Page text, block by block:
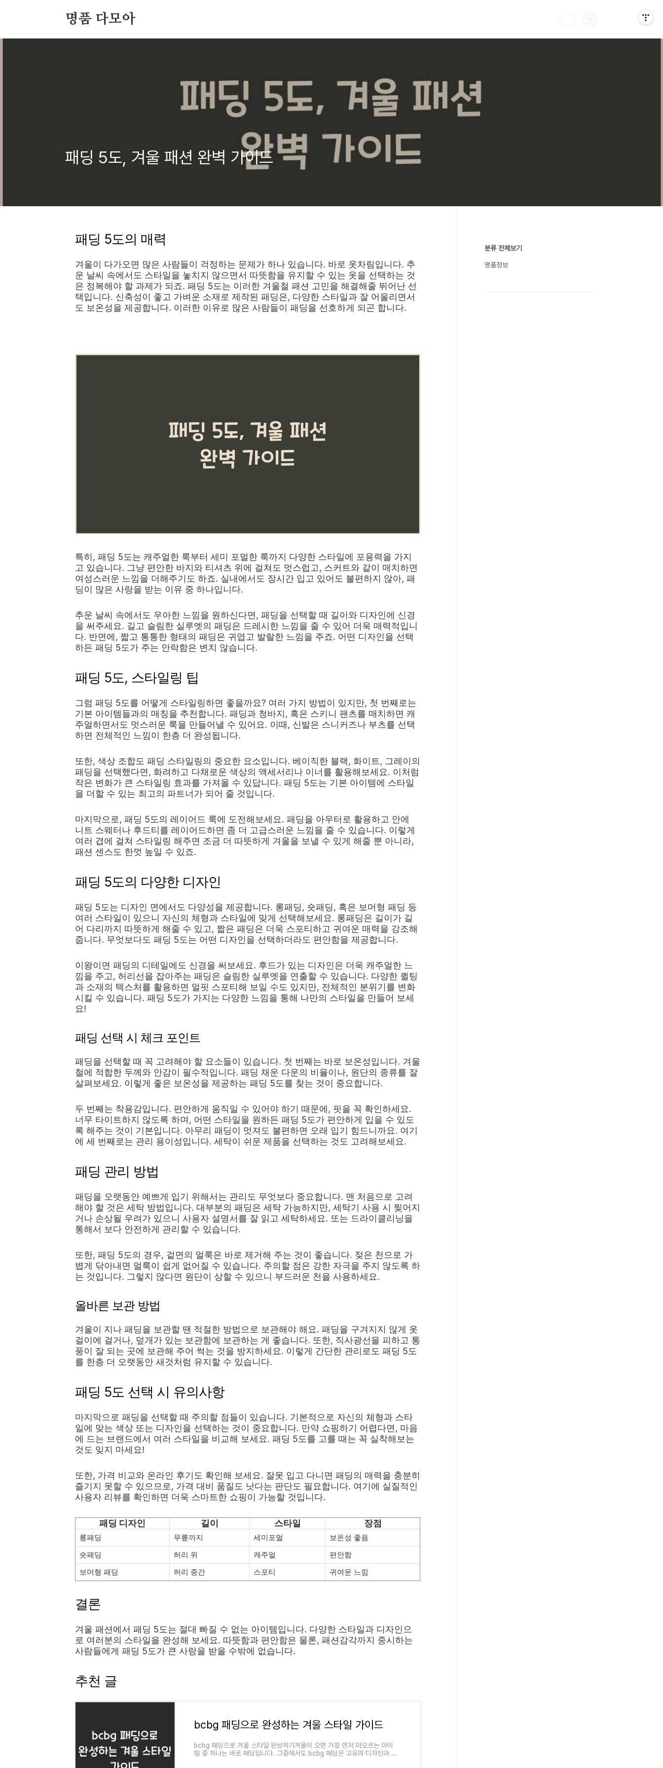
명품 다모아
패딩 5도, 겨울 패션 완벽 가이드
패딩 5도의 매력
겨울이 다가오면 많은 사람들이 걱정하는 문제가 하나 있습니다. 바로 옷차림입니다. 추
운 날씨 속에서도 스타일을 놓치지 않으면서 따뜻함을 유지할 수 있는 옷을 선택하는 것
은 정복해야 할 과제가 되죠. 패딩 5도는 이러한 겨울철 패션 고민을 해결해줄 뛰어난 선
택입니다. 신축성이 좋고 가벼운 소재로 제작된 패딩은, 다양한 스타일과 잘 어울리면서
도 보온성을 제공합니다. 이러한 이유로 많은 사람들이 패딩을 선호하게 되곤 합니다.
특히, 패딩 5도는 캐주얼한 룩부터 세미 포멀한 룩까지 다양한 스타일에 포용력을 가지
고 있습니다. 그냥 편안한 바지와 티셔츠 위에 걸쳐도 멋스럽고, 스커트와 같이 매치하면
여성스러운 느낌을 더해주기도 하죠. 실내에서도 장시간 입고 있어도 불편하지 않아, 패
딩이 많은 사랑을 받는 이유 중 하나입니다.
추운 날씨 속에서도 우아한 느낌을 원하신다면, 패딩을 선택할 때 길이와 디자인에 신경
을 써주세요. 길고 슬림한 실루엣의 패딩은 드레시한 느낌을 줄 수 있어 더욱 매력적입니
다. 반면에, 짧고 통통한 형태의 패딩은 귀엽고 발랄한 느낌을 주죠. 어떤 디자인을 선택
하든 패딩 5도가 주는 안락함은 변치 않습니다.
패딩 5도, 스타일링 팁
그럼 패딩 5도를 어떻게 스타일링하면 좋을까요? 여러 가지 방법이 있지만, 첫 번째로는
기본 아이템들과의 매칭을 추천합니다. 패딩과 청바지, 혹은 스키니 팬츠를 매치하면 캐
주얼하면서도 멋스러운 룩을 만들어낼 수 있어요. 이때, 신발은 스니커즈나 부츠를 선택
하면 전체적인 느낌이 한층 더 완성됩니다.
또한, 색상 조합도 패딩 스타일링의 중요한 요소입니다. 베이직한 블랙, 화이트, 그레이의
패딩을 선택했다면, 화려하고 다채로운 색상의 액세서리나 이너를 활용해보세요. 이처럼
작은 변화가 큰 스타일링 효과를 가져올 수 있답니다. 패딩 5도는 기본 아이템에 스타일
을 더할 수 있는 최고의 파트너가 되어 줄 것입니다.
마지막으로, 패딩 5도의 레이어드 룩에 도전해보세요. 패딩을 아우터로 활용하고 안에
니트 스웨터나 후드티를 레이어드하면 좀 더 고급스러운 느낌을 줄 수 있습니다. 이렇게
여러 겹에 걸쳐 스타일링 해주면 조금 더 따뜻하게 겨울을 보낼 수 있게 해줄 뿐 아니라,
패션 센스도 한껏 높일 수 있죠.
패딩 5도의 다양한 디자인
패딩 5도는 디자인 면에서도 다양성을 제공합니다. 롱패딩, 숏패딩, 혹은 보머형 패딩 등
여러 스타일이 있으니 자신의 체형과 스타일에 맞게 선택해보세요. 롱패딩은 길이가 길
어 다리까지 따뜻하게 해줄 수 있고, 짧은 패딩은 더욱 스포티하고 귀여운 매력을 강조해
줍니다. 무엇보다도 패딩 5도는 어떤 디자인을 선택하더라도 편안함을 제공합니다.
이왕이면 패딩의 디테일에도 신경을 써보세요. 후드가 있는 디자인은 더욱 캐주얼한 느
낌을 주고, 허리선을 잡아주는 패딩은 슬림한 실루엣을 연출할 수 있습니다. 다양한 퀼팅
과 소재의 텍스처를 활용하면 얼핏 스포티해 보일 수도 있지만, 전체적인 분위기를 변화
시킬 수 있습니다. 패딩 5도가 가지는 다양한 느낌을 통해 나만의 스타일을 만들어 보세
요!
패딩 선택 시 체크 포인트
패딩을 선택할 때 꼭 고려해야 할 요소들이 있습니다. 첫 번째는 바로 보온성입니다. 겨울
철에 적합한 두께와 안감이 필수적입니다. 패딩 채운 다운의 비율이나, 원단의 종류를 잘
살펴보세요. 이렇게 좋은 보온성을 제공하는 패딩 5도를 찾는 것이 중요합니다.
두 번째는 착용감입니다. 편안하게 움직일 수 있어야 하기 때문에, 핏을 꼭 확인하세요.
너무 타이트하지 않도록 하며, 어떤 스타일을 원하든 패딩 5도가 편안하게 입을 수 있도
록 해주는 것이 기본입니다. 아무리 패딩이 멋져도 불편하면 오래 입기 힘드니까요. 여기
에 세 번째로는 관리 용이성입니다. 세탁이 쉬운 제품을 선택하는 것도 고려해보세요.
패딩 관리 방법
패딩을 오랫동안 예쁘게 입기 위해서는 관리도 무엇보다 중요합니다. 맨 처음으로 고려
해야 할 것은 세탁 방법입니다. 대부분의 패딩은 세탁 가능하지만, 세탁기 사용 시 찢어지
거나 손상될 우려가 있으니 사용자 설명서를 잘 읽고 세탁하세요. 또는 드라이클리닝을
통해서 보다 안전하게 관리할 수 있습니다.
또한, 패딩 5도의 경우, 겉면의 얼룩은 바로 제거해 주는 것이 좋습니다. 젖은 천으로 가
볍게 닦아내면 얼룩이 쉽게 없어질 수 있습니다. 주의할 점은 강한 자극을 주지 않도록 하
는 것입니다. 그렇지 않다면 원단이 상할 수 있으니 부드러운 천을 사용하세요.
올바른 보관 방법
겨울이 지나 패딩을 보관할 땐 적절한 방법으로 보관해야 해요. 패딩을 구겨지지 않게 옷
걸이에 걸거나, 덮개가 있는 보관함에 보관하는 게 좋습니다. 또한, 직사광선을 피하고 통
풍이 잘 되는 곳에 보관해 주어 썩는 것을 방지하세요. 이렇게 간단한 관리로도 패딩 5도
를 한층 더 오랫동안 새것처럼 유지할 수 있습니다.
패딩 5도 선택 시 유의사항
마지막으로 패딩을 선택할 때 주의할 점들이 있습니다. 기본적으로 자신의 체형과 스타
일에 맞는 색상 또는 디자인을 선택하는 것이 중요합니다. 만약 쇼핑하기 어렵다면, 마음
에 드는 브랜드에서 여러 스타일을 비교해 보세요. 패딩 5도를 고를 때는 꼭 실착해보는
것도 잊지 마세요!
또한, 가격 비교와 온라인 후기도 확인해 보세요. 잘못 입고 다니면 패딩의 매력을 충분히
즐기지 못할 수 있으므로, 가격 대비 품질도 낫다는 판단도 필요합니다. 여기에 실질적인
사용자 리뷰를 확인하면 더욱 스마트한 쇼핑이 가능할 것입니다.
패딩 디자인 길이 스타일 장점
롱패딩 무릎까지 세미포멀
보온성 좋음
숏패딩
허리 위 캐주얼
편안함
보머형 패딩
허리 중간 스포티 귀여운 느낌
결론
겨울 패션에서 패딩 5도는 절대 빠질 수 없는 아이템입니다. 다양한 스타일과 디자인으
로 여러분의 스타일을 완성해 보세요. 따뜻함과 편안함은 물론, 패션감각까지 중시하는
사람들에게 패딩 5도가 큰 사랑을 받을 수밖에 없습니다.
추천 글
bcbg 패딩으로 완성하는 겨울 스타일 가이드
bcbg 패딩으로 겨울 스타일 완성하기겨울이 오면 가장 먼저 떠오르는 아이
템 중 하나는 바로 패딩입니다. 그중에서도 bcbg 패딩은 고유의 디자인과 뛰
분류 전체보기
명품정보